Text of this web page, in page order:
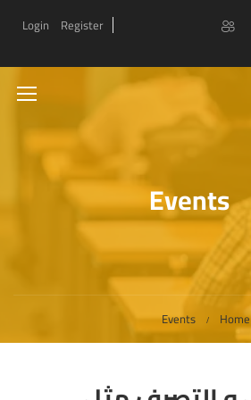
Register
Login
Events
Home
Events